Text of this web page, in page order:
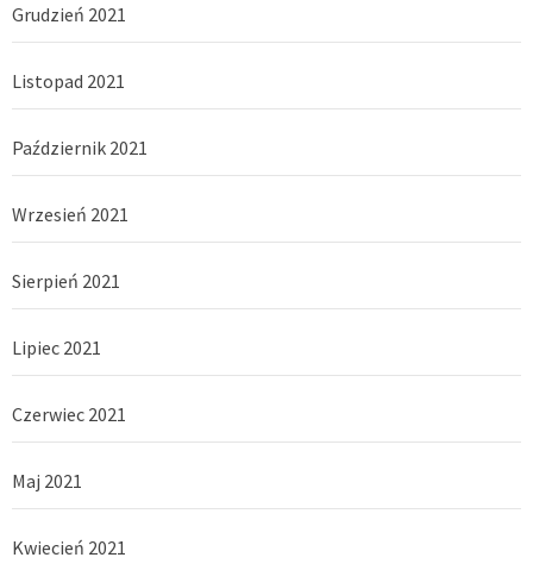
Grudzień 2021
Listopad 2021
Październik 2021
Wrzesień 2021
Sierpień 2021
Lipiec 2021
Czerwiec 2021
Maj 2021
Kwiecień 2021